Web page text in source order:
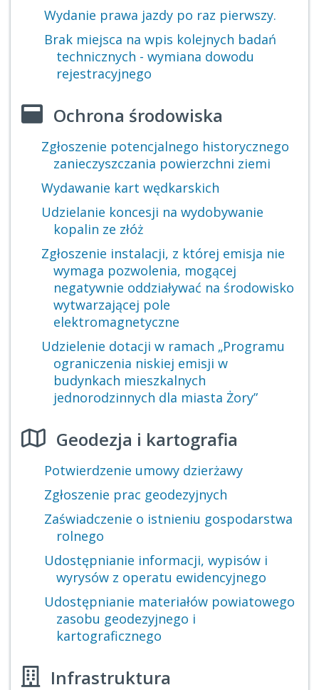
Wydanie prawa jazdy po raz pierwszy.
Brak miejsca na wpis kolejnych badań
technicznych - wymiana dowodu
rejestracyjnego
Ochrona środowiska
Zgłoszenie potencjalnego historycznego
zanieczyszczania powierzchni ziemi
Wydawanie kart wędkarskich
Udzielanie koncesji na wydobywanie
kopalin ze złóż
Zgłoszenie instalacji, z której emisja nie
wymaga pozwolenia, mogącej
negatywnie oddziaływać na środowisko
wytwarzającej pole
elektromagnetyczne
Udzielenie dotacji w ramach „Programu
ograniczenia niskiej emisji w
budynkach mieszkalnych
jednorodzinnych dla miasta Żory”
Geodezja i kartografia
Potwierdzenie umowy dzierżawy
Zgłoszenie prac geodezyjnych
Zaświadczenie o istnieniu gospodarstwa
rolnego
Udostępnianie informacji, wypisów i
wyrysów z operatu ewidencyjnego
Udostępnianie materiałów powiatowego
zasobu geodezyjnego i
kartograficznego
Infrastruktura